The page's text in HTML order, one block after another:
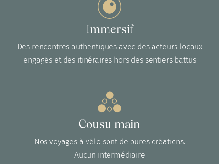
Immersif
Des rencontres authentiques avec des acteurs locaux
engagés et des itinéraires hors des sentiers battus
Cousu main
Nos voyages à vélo sont de pures créations.
Aucun intermédiaire